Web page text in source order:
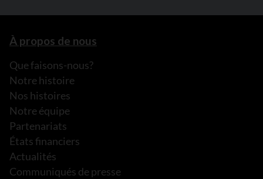
À propos de nous
Que faisons-nous?
Notre histoire
Nos histoires
Notre équipe
Partenariats
États financiers
Actualités
Communiqués de presse